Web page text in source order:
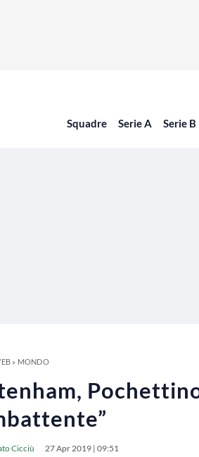
Squadre Serie A Serie B
» MONDO
Cicciù 27 Apr 2019 | 09:51